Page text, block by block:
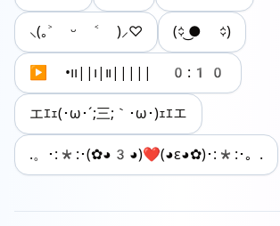
⸜(｡˃ ᵕ ˂ )⸝♡ (᨟ ͜● ᨟)
▶︎ •၊၊||၊|။||||| 0:10
エｴｪ(･ω･´;三;｀･ω･)ｪｴエ
.。･:*:･(✿◕3◕)❤(◕ε◕✿)･:*:･。.